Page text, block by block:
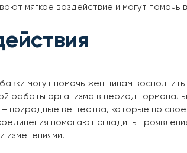
мягкое воздействие и могут
могут помочь женщинам
работы организма в период
природные вещества, которые по
помогают сгладить
изменениями.